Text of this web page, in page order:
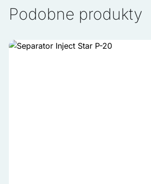
Podobne produkty